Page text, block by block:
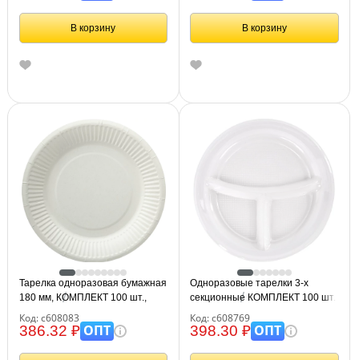
В корзину В корзину
Тарелка одноразовая бумажная
180 мм, КОМПЛЕКТ 100 шт.,
LAIMA, 608083
Код: с608083
386.32 ₽ОПТ
Одноразовые тарелки 3-х
секционные КОМПЛЕКТ 100 шт.
горячее, LAIMA СТАНДАРТ,
Код: с608769
398.30 ₽ОПТ